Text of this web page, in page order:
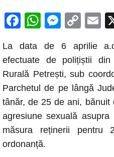
F
c
e
b
o
o
k
W
at
s
A
p
p
M
ss
e
n
g
er
C
p
y
Li
n
k
E
La data de 6 aprilie
efectuate de polițiștii
Rurală Petrești, sub
Parchetul de pe lângă
tânăr, de 25 de ani, bănuit
agresiune sexuală
măsura reținerii
ordonanță.